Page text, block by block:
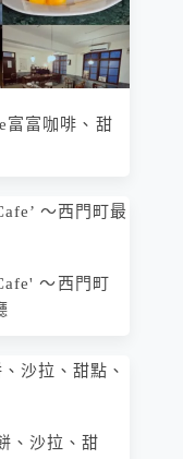
富富咖啡、甜
～西門町
、沙拉、甜